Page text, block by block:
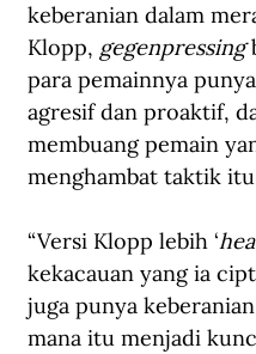
keberanian dalam
Klopp, gegenpressing
para pemainnya
agresif dan proaktif,
membuang pemain
menghambat taktik
“Versi Klopp lebih ‘
kekacauan yang ia
juga punya
mana itu menjadi